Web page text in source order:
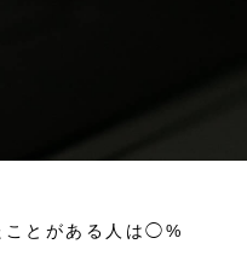
ことがある人は◯%